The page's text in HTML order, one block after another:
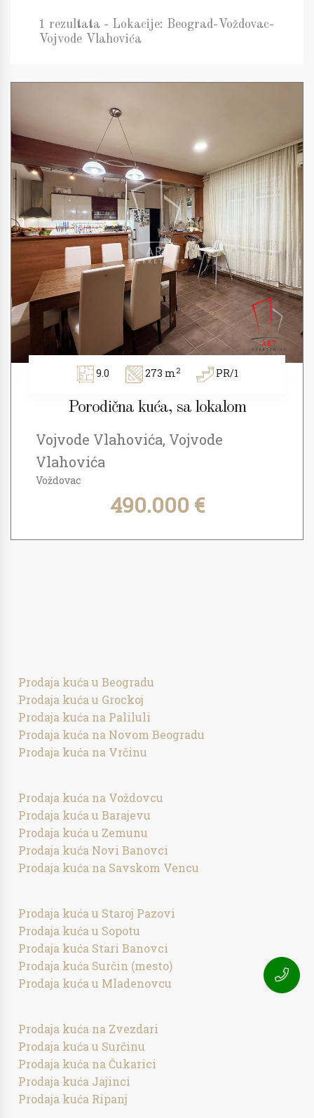
1 rezultata - Lokacije: Beograd-Voždovac-
Vojvode Vlahovića
9.0 273 m2 PR/1
Porodična kuća, sa lokalom
Vojvode Vlahovića, Vojvode
Vlahovića
Voždovac
490.000 €
Prodaja kuća u Beogradu
Prodaja kuća u Grockoj
Prodaja kuća na Paliluli
Prodaja kuća na Novom Beogradu
Prodaja kuća na Vrčinu
Prodaja kuća na Voždovcu
Prodaja kuća u Barajevu
Prodaja kuća u Zemunu
Prodaja kuća Novi Banovci
Prodaja kuća na Savskom Vencu
Prodaja kuća u Staroj Pazovi
Prodaja kuća u Sopotu
Prodaja kuća Stari Banovci
Prodaja kuća Surčin (mesto)
Prodaja kuća u Mladenovcu
Prodaja kuća na Zvezdari
Prodaja kuća u Surčinu
Prodaja kuća na Čukarici
Prodaja kuća Jajinci
Prodaja kuća Ripanj